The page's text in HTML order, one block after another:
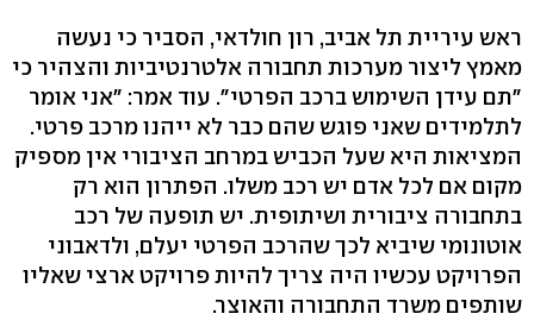
ראש עיריית תל אביב, רון חולדאי, הסביר כי נעשה
מאמץ ליצור מערכות תחבורה אלטרנטיביות והצהיר כי
"תם עידן השימוש ברכב הפרטי". עוד אמר: "אני אומר
לתלמידים שאני פוגש שהם כבר לא ייהנו מרכב פרטי.
המציאות היא שעל הכביש במרחב הציבורי אין מספיק
מקום אם לכל אדם יש רכב משלו. הפתרון הוא רק
בתחבורה ציבורית ושיתופית. יש תופעה של רכב
אוטונומי שיביא לכך שהרכב הפרטי יעלם, ולדאבוני
הפרויקט עכשיו היה צריך להיות פרויקט ארצי שאליו
שותפים משרד התחבורה והאוצר.